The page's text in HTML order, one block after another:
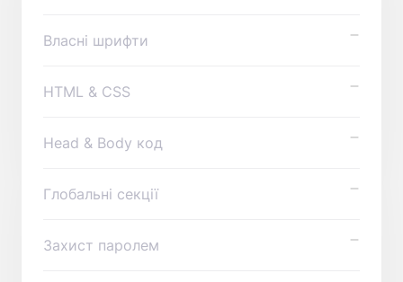
Власні шрифти
HTML & CSS
Head & Body код
Глобальні секції
Захист паролем